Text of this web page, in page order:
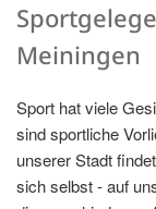
Meiningen
Sport hat viele
sind sportliche
unserer Stadt
sich selbst - auf